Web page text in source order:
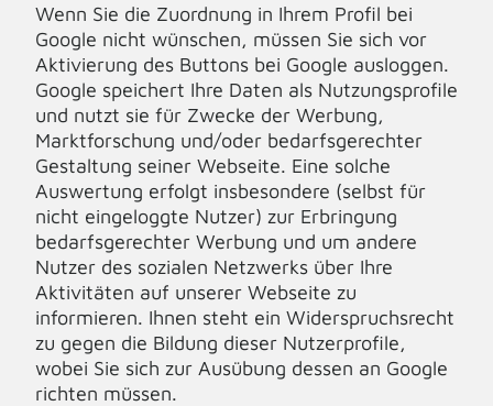
Wenn Sie die Zuordnung in Ihrem Profil bei
Google nicht wünschen, müssen Sie sich vor
Aktivierung des Buttons bei Google ausloggen.
Google speichert Ihre Daten als Nutzungsprofile
und nutzt sie für Zwecke der Werbung,
Marktforschung und/oder bedarfsgerechter
Gestaltung seiner Webseite. Eine solche
Auswertung erfolgt insbesondere (selbst für
nicht eingeloggte Nutzer) zur Erbringung
bedarfsgerechter Werbung und um andere
Nutzer des sozialen Netzwerks über Ihre
Aktivitäten auf unserer Webseite zu
informieren. Ihnen steht ein Widerspruchsrecht
zu gegen die Bildung dieser Nutzerprofile,
wobei Sie sich zur Ausübung dessen an Google
richten müssen.